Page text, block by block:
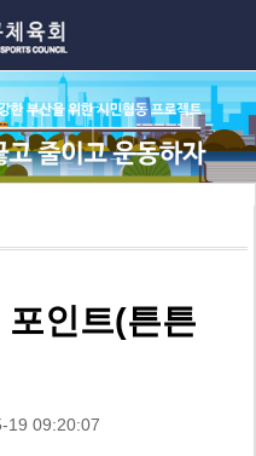
인트(튼튼
19 09:20:07